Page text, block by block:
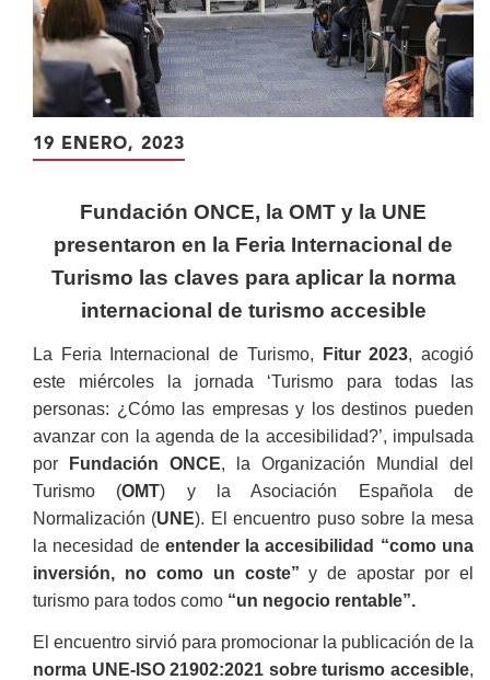
19 ENERO, 2023
Fundación ONCE, la OMT y la UNE
presentaron en la Feria Internacional de
Turismo las claves para aplicar la norma
internacional de turismo accesible
La Feria Internacional de Turismo, Fitur 2023, acogió
este miércoles la jornada ‘Turismo para todas las
personas: ¿Cómo las empresas y los destinos pueden
avanzar con la agenda de la accesibilidad?’, impulsada
por
Fundación ONCE, la Organización Mundial del
Turismo (OMT) y la Asociación Española de
Normalización (UNE). El encuentro puso sobre la mesa
la necesidad de entender la accesibilidad “como una
inversión, no como un coste” y de apostar por el
turismo para todos como “un negocio rentable”.
El encuentro sirvió para promocionar la publicación de la
norma UNE-ISO 21902:2021 sobre turismo accesible,